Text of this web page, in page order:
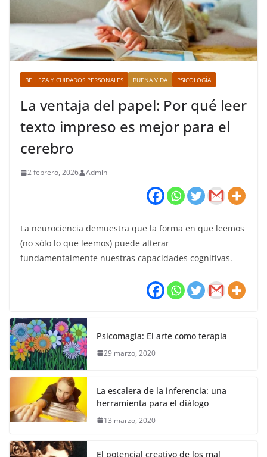
BELLEZA Y CUIDADOS PERSONALES BUENA VIDA PSICOLOGÍA
La ventaja del papel: Por qué leer
texto impreso es mejor para el
cerebro
2 febrero, 2026 Admin
La neurociencia demuestra que la forma en que leemos
(no sólo lo que leemos) puede alterar
fundamentalmente nuestras capacidades cognitivas.
Psicomagia: El arte como terapia
29 marzo, 2020
La escalera de la inferencia: una
herramienta para el diálogo
13 marzo, 2020
El potencial creativo de los mal